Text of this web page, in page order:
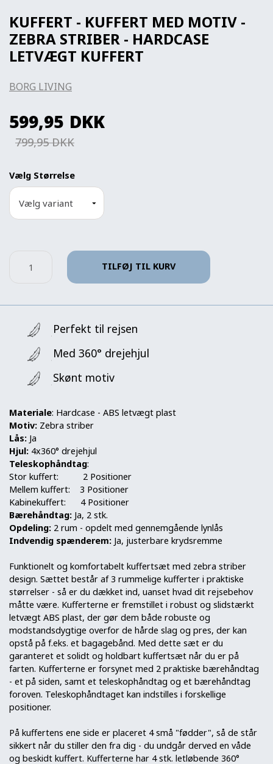
KUFFERT - KUFFERT MED MOTIV -
ZEBRA STRIBER - HARDCASE
LETVÆGT KUFFERT
BORG LIVING
599,95 DKK
799,95 DKK
Vælg Størrelse
TILFØJ TIL KURV
Perfekt til rejsen
Med 360° drejehjul
Skønt motiv
Materiale: Hardcase - ABS letvægt plast
Motiv: Zebra striber
Lås: Ja
Hjul: 4x360° drejehjul
Teleskophåndtag:
Stor kuffert: 2 Positioner
Mellem kuffert: 3 Positioner
Kabinekuffert: 4 Positioner
Bærehåndtag: Ja, 2 stk.
Opdeling: 2 rum - opdelt med gennemgående lynlås
Indvendig spænderem: Ja, justerbare krydsremme
Funktionelt og komfortabelt kuffertsæt med zebra striber
design. Sættet består af 3 rummelige kufferter i praktiske
størrelser - så er du dækket ind, uanset hvad dit rejsebehov
måtte være. Kufferterne er fremstillet i robust og slidstærkt
letvægt ABS plast, der gør dem både robuste og
modstandsdygtige overfor de hårde slag og pres, der kan
opstå på f.eks. et bagagebånd. Med dette sæt er du
garanteret et solidt og holdbart kuffertsæt når du er på
farten. Kufferterne er forsynet med 2 praktiske bærehåndtag
- et på siden, samt et teleskophåndtag og et bærehåndtag
foroven. Teleskophåndtaget kan indstilles i forskellige
positioner.
På kuffertens ene side er placeret 4 små "fødder", så de står
sikkert når du stiller den fra dig - du undgår derved en våde
og beskidt kuffert. Kufferterne har 4 stk. letløbende 360°